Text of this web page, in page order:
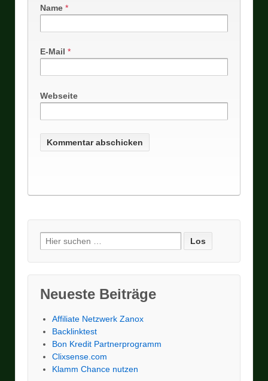
Name *
E-Mail *
Webseite
Suche nach:
Neueste Beiträge
Affiliate Netzwerk Zanox
Backlinktest
Bon Kredit Partnerprogramm
Clixsense.com
Klamm Chance nutzen